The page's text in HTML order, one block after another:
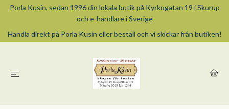
Porla Kusin, sedan 1996 din lokala butik på Kyrkogatan 19 i Skurup
och e-handlare i Sverige
Handla direkt på Porla Kusin eller beställ och vi skickar från butiken!